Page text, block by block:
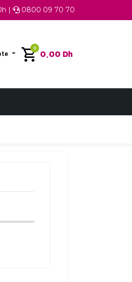
| 0800 09 70 70
0,00 Dh
0